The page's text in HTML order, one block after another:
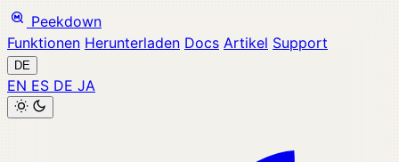
Peekdown
Funktionen Herunterladen Docs Artikel Support
DE
EN ES DE JA